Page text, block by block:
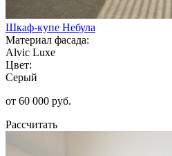
Шкаф-купе Небула
Материал фасада:
Alvic Luxe
Цвет:
Серый
от 60 000 руб.
Рассчитать